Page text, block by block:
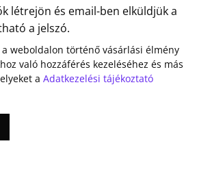
létrejön és email-ben elküldjük a
a jelszó.
weboldalon történő vásárlási élmény
való hozzáférés kezeléséhez és más
a Adatkezelési tájékoztató